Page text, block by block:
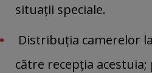
situaţii speciale.
Distribuția camerelor
către recepția